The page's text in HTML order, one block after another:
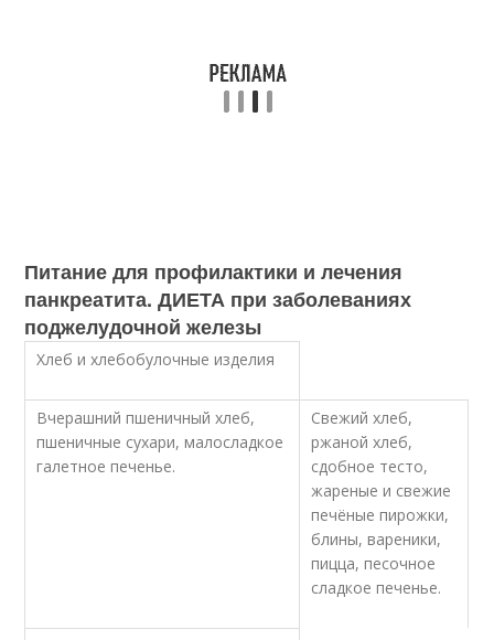
Питание для профилактики и лечения
панкреатита. ДИЕТА при заболеваниях
поджелудочной железы
Хлеб и хлебобулочные изделия
Вчерашний пшеничный хлеб,
пшеничные сухари, малосладкое
галетное печенье.
Свежий хлеб,
ржаной хлеб,
сдобное тесто,
жареные и свежие
печёные пирожки,
блины, вареники,
пицца, песочное
сладкое печенье.